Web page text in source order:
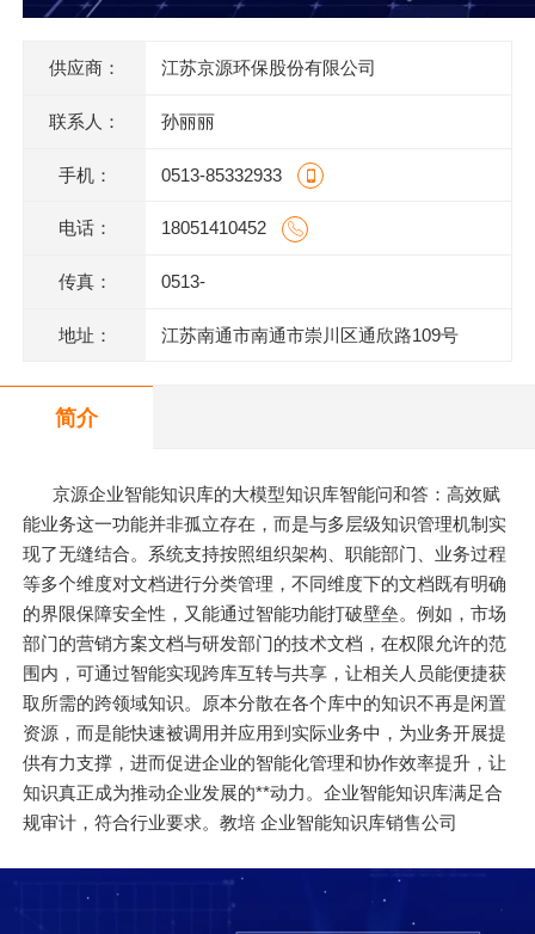
供应商： 江苏京源环保股份有限公司
联系人： 孙丽丽
手机： 0513-85332933
电话： 18051410452
传真： 0513-
地址： 江苏南通市南通市崇川区通欣路109号
简介
京源企业智能知识库的大模型知识库智能问和答：高效赋
能业务这一功能并非孤立存在，而是与多层级知识管理机制实
现了无缝结合。系统支持按照组织架构、职能部门、业务过程
等多个维度对文档进行分类管理，不同维度下的文档既有明确
的界限保障安全性，又能通过智能功能打破壁垒。例如，市场
部门的营销方案文档与研发部门的技术文档，在权限允许的范
围内，可通过智能实现跨库互转与共享，让相关人员能便捷获
取所需的跨领域知识。原本分散在各个库中的知识不再是闲置
资源，而是能快速被调用并应用到实际业务中，为业务开展提
供有力支撑，进而促进企业的智能化管理和协作效率提升，让
知识真正成为推动企业发展的**动力。企业智能知识库满足合
规审计，符合行业要求。教培 企业智能知识库销售公司